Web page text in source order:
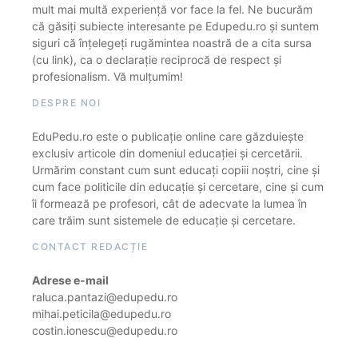
mult mai multă experiență vor face la fel. Ne bucurăm
că găsiți subiecte interesante pe Edupedu.ro și suntem
siguri că înțelegeți rugămintea noastră de a cita sursa
(cu link), ca o declarație reciprocă de respect și
profesionalism. Vă mulțumim!
DESPRE NOI
EduPedu.ro este o publicație online care găzduiește
exclusiv articole din domeniul educației și cercetării.
Urmărim constant cum sunt educați copiii noștri, cine și
cum face politicile din educație și cercetare, cine și cum
îi formează pe profesori, cât de adecvate la lumea în
care trăim sunt sistemele de educație și cercetare.
CONTACT REDACȚIE
Adrese e-mail
raluca.pantazi@edupedu.ro
mihai.peticila@edupedu.ro
costin.ionescu@edupedu.ro